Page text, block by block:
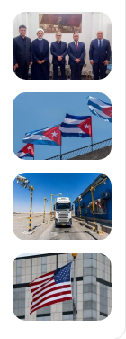
د
ا
ی
ا
ن‌
خ
و
د
ر
و
ب
ر
ی
ت